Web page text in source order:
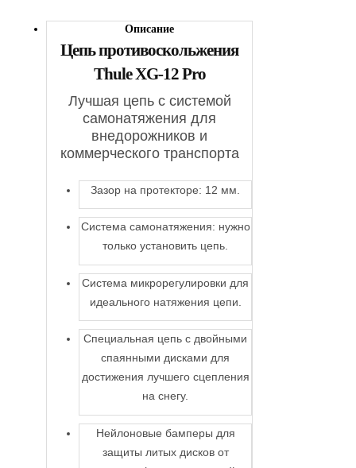
Описание
Цепь противоскольжения
Thule XG-12 Pro
Лучшая цепь с системой
самонатяжения для
внедорожников и
коммерческого транспорта
Зазор на протекторе: 12 мм.
Система самонатяжения: нужно
только установить цепь.
Система микрорегулировки для
идеального натяжения цепи.
Специальная цепь с двойными
спаянными дисками для
достижения лучшего сцепления
на снегу.
Нейлоновые бамперы для
защиты литых дисков от